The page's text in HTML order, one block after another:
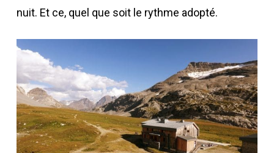
nuit. Et ce, quel que soit le rythme adopté.